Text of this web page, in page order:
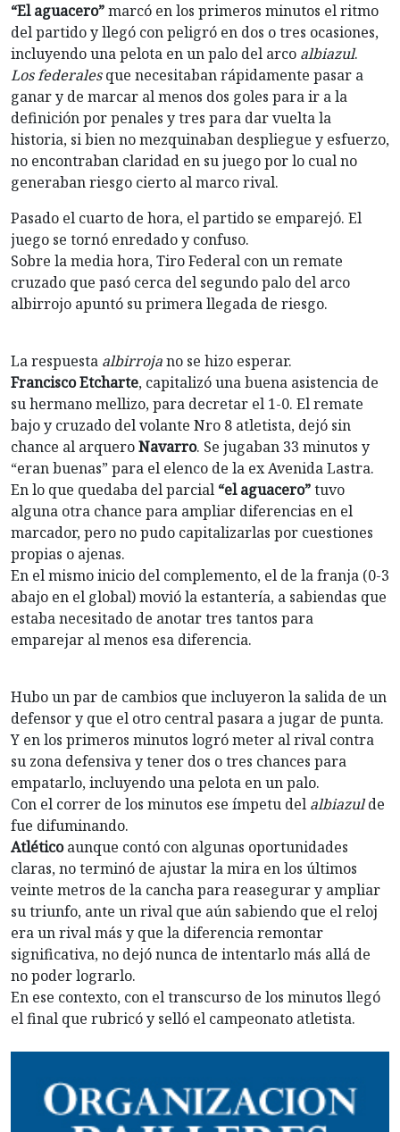
“El aguacero”marcó en los primeros minutos el ritmo
del partido y llegó con peligró en dos o tres ocasiones,
incluyendo una pelota en un palo del arco albiazul.
Los federalesque necesitaban rápidamente pasar a
ganar y de marcar al menos dos goles para ir a la
definición por penales y tres para dar vuelta la
historia, si bien no mezquinaban despliegue y esfuerzo,
no encontraban claridad en su juego por lo cual no
generaban riesgo cierto al marco rival.
Pasado el cuarto de hora, el partido se emparejó. El
juego se tornó enredado y confuso.
Sobre la media hora, Tiro Federal con un remate
cruzado que pasó cerca del segundo palo del arco
albirrojo apuntó su primera llegada de riesgo.
La respuesta albirrojano se hizo esperar.
Francisco Etcharte, capitalizó una buena asistencia de
su hermano mellizo, para decretar el 1-0. El remate
bajo y cruzado del volante Nro 8 atletista, dejó sin
chance al arqueroNavarro. Se jugaban 33 minutos y
“eran buenas” para el elenco de la ex Avenida Lastra.
En lo que quedaba del parcial “el aguacero”tuvo
alguna otra chance para ampliar diferencias en el
marcador, pero no pudo capitalizarlas por cuestiones
propias o ajenas.
En el mismo inicio del complemento, el de la franja (0-3
abajo en el global) movió la estantería, a sabiendas que
estaba necesitado de anotar tres tantos para
emparejar al menos esa diferencia.
Hubo un par de cambios que incluyeron la salida de un
defensor y que el otro central pasara a jugar de punta.
Y en los primeros minutos logró meter al rival contra
su zona defensiva y tener dos o tres chances para
empatarlo, incluyendo una pelota en un palo.
Con el correr de los minutos ese ímpetu del albiazulde
fue difuminando.
Atléticoaunque contó con algunas oportunidades
claras, no terminó de ajustar la mira en los últimos
veinte metros de la cancha para reasegurar y ampliar
su triunfo, ante un rival que aún sabiendo que el reloj
era un rival más y que la diferencia remontar
significativa, no dejó nunca de intentarlo más allá de
no poder lograrlo.
En ese contexto, con el transcurso de los minutos llegó
el final que rubricó y selló el campeonato atletista.